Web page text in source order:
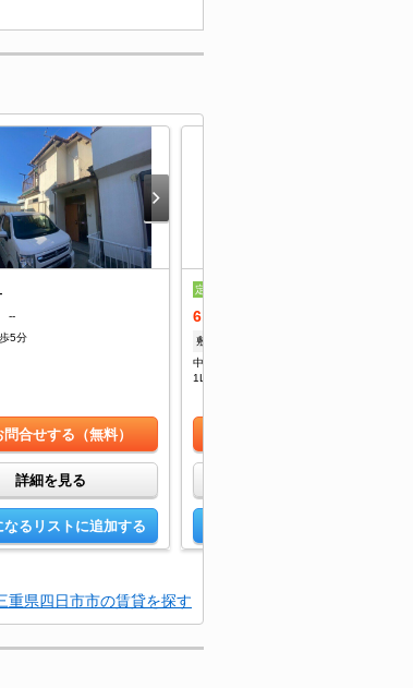
--
5分
問合せする（無料）
詳細を見る
なるリストに追加する
定借
6.2
敷
中川原駅 徒歩5分
1LDK/44.3㎡
重県四日市市の賃貸を探す